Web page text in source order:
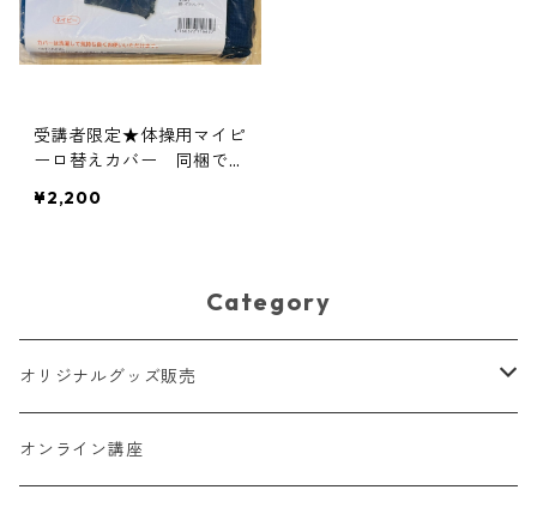
受講者限定★体操用マイピ
ーロ替えカバー 同梱でき
¥2,200
Category
オリジナルグッズ販売
スリング
オンライン講座